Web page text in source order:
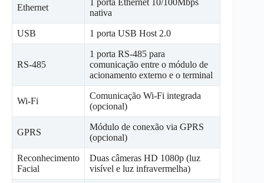
Ethernet
nativa
USB 1 porta USB Host 2.0
RS-485
1 porta RS-485 para
comunicação entre o módulo de
acionamento externo e o terminal
Wi-Fi
Comunicação Wi-Fi integrada
(opcional)
GPRS
Módulo de conexão via GPRS
(opcional)
Reconhecimento
Facial
Duas câmeras HD 1080p (luz
visível e luz infravermelha)